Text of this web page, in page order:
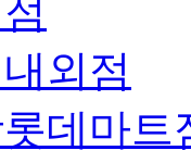
외점
데마트